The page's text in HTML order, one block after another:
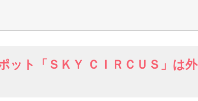
ット「ＳＫＹ ＣＩＲＣＵＳ」は外